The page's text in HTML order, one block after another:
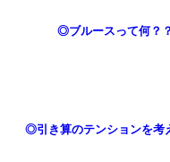
◎ブルースって何？
◎引き算のテンションを考